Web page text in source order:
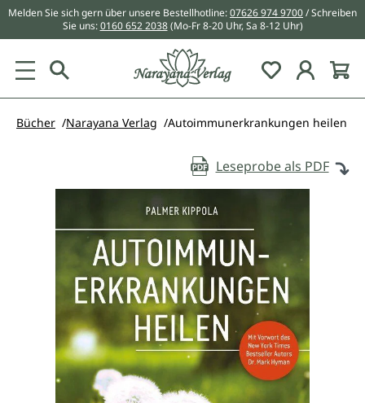
springen
Melden Sie sich gern über unsere Bestellhotline:07626 974 9700/ Schreiben
Sie uns:0160 652 2038 (Mo-Fr 8-20 Uhr, Sa 8-12 Uhr)
Du hast 0
Bücher Narayana Verlag Autoimmunerkrankungen heilen
Leseprobe als PDF
Bildergalerie überspringen